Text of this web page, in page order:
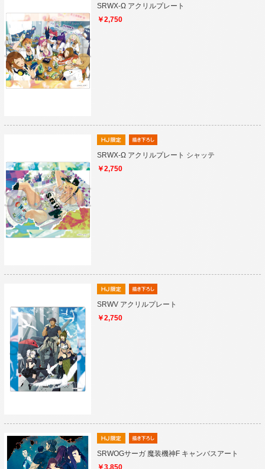
SRWX-Ω アクリルプレート
￥2,750
SRWX-Ω アクリルプレート シャッテ
￥2,750
SRWV アクリルプレート
￥2,750
SRWOGサーガ 魔装機神F キャンバスアート
￥3,850